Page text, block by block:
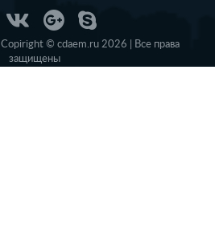
Copiright © cdaem.ru 2026 | Все права
защищены